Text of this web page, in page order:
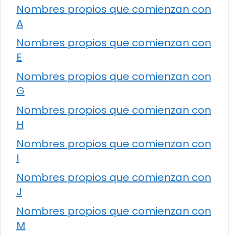
Nombres propios que comienzan con
A
Nombres propios que comienzan con
E
Nombres propios que comienzan con
G
Nombres propios que comienzan con
H
Nombres propios que comienzan con
I
Nombres propios que comienzan con
J
Nombres propios que comienzan con
M